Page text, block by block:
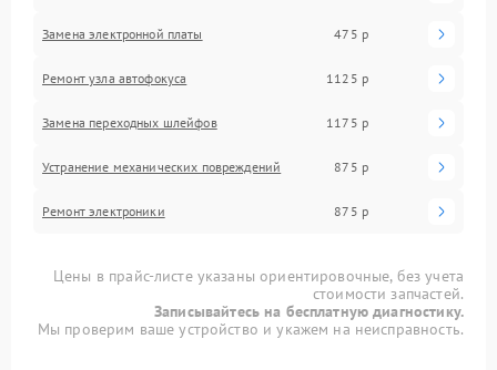
Замена электронной платы 475 р
Ремонт узла автофокуса 1125 р
Замена переходных шлейфов 1175 р
Устранение механических повреждений 875 р
Ремонт электроники 875 р
Цены в прайс-листе указаны ориентировочные, без учета
стоимости запчастей.
Записывайтесь на бесплатную диагностику.
Мы проверим ваше устройство и укажем на неисправность.